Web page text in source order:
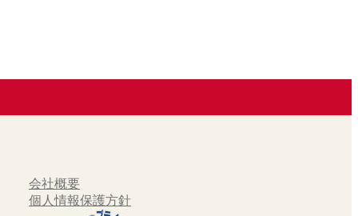
会社概要
個人情報保護方針